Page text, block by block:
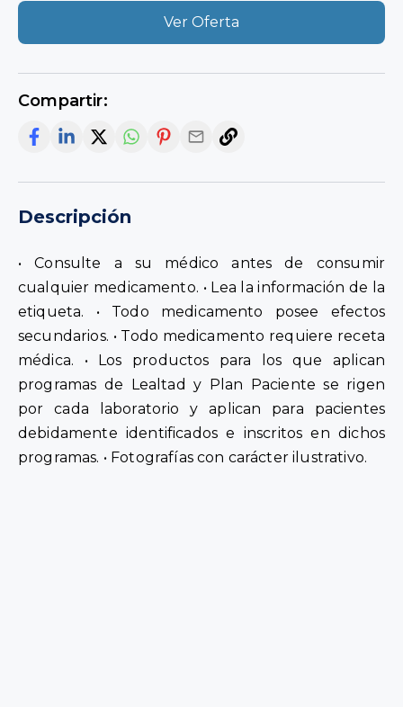
Ver Oferta
Compartir:
Descripción
• Consulte a su médico antes de consumir
cualquier medicamento. • Lea la información de la
etiqueta. • Todo medicamento posee efectos
secundarios. • Todo medicamento requiere receta
médica. • Los productos para los que aplican
programas de Lealtad y Plan Paciente se rigen
por cada laboratorio y aplican para pacientes
debidamente identificados e inscritos en dichos
programas. • Fotografías con carácter ilustrativo.